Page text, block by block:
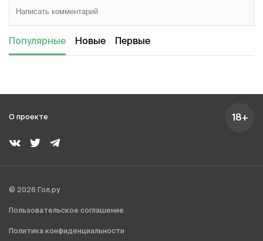
Популярные Новые Первые
О проекте 18+
© 2026 Гол.ру
Пользовательское соглашение
Политика конфиденциальности